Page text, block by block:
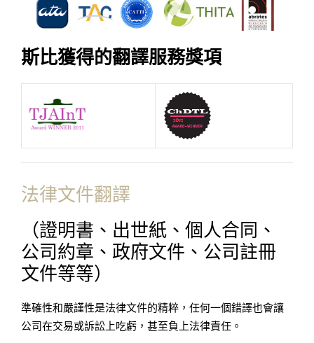
斯比獲得的翻譯服務獎項
法律文件翻譯
（證明書、出世紙、個人合同、
公司約章、政府文件、公司註冊
文件等等）
準確性和嚴謹性是法律文件的精粹，任何一個錯譯也會讓
公司在交易或訴訟上吃虧，甚至負上法律責任。